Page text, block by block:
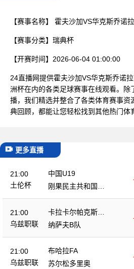
【赛事名称】 霍夫沙加VS华克斯乔诺
【赛事分类】 瑞典杯
【开赛时间】 2026-06-04 01:00:00
24直播网提供霍夫沙加VS华克斯乔诺
洲杯在内的各类足球赛事在线观看。除
播，我们精选并整合了各类体育赛事资
典回顾，都能让您轻松找到其他热门体
更多直播
21:00
土伦杯
中国U19
刚果民主共和国U2
3
21:00
乌兹职联
卡拉卡尔帕克斯坦F
A
纳萨夫B队
21:00
乌兹职联
布哈拉FA
苏尔松多里奥